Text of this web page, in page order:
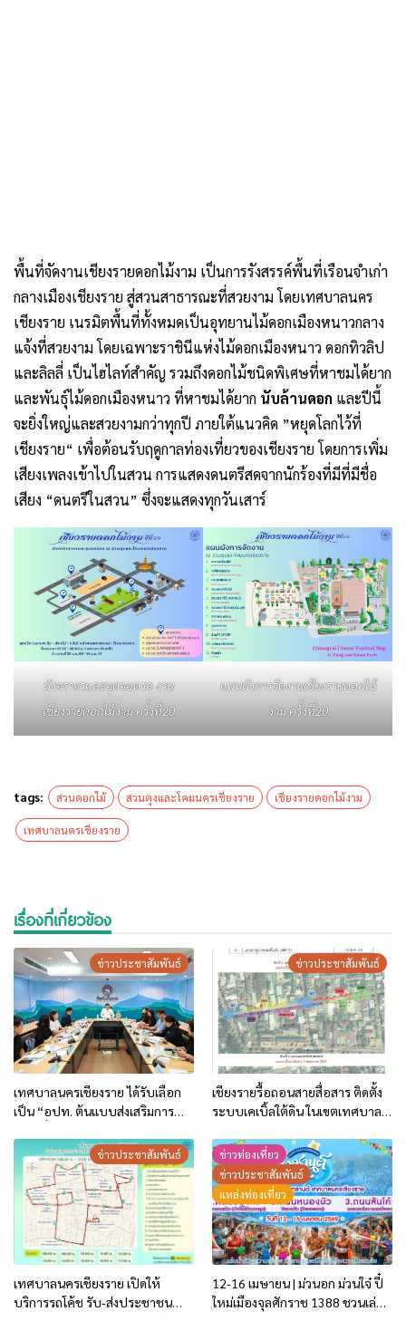
พื้นที่จัดงานเชียงรายดอกไม้งาม เป็นการรังสรรค์พื้นที่เรือนจำเก่า
กลางเมืองเชียงราย สู่สวนสาธารณะที่สวยงาม โดยเทศบาลนคร
เชียงราย เนรมิตพื้นที่ทั้งหมดเป็นอุทยานไม้ดอกเมืองหนาวกลาง
แจ้งที่สวยงาม โดยเฉพาะราชินีแห่งไม้ดอกเมืองหนาว ดอกทิวลิป
และลิลลี่ เป็นไฮไลท์สำคัญ รวมถึงดอกไม้ชนิดพิเศษที่หาชมได้ยาก
และพันธุ์ไม้ดอกเมืองหนาว ที่หาชมได้ยาก นับล้านดอก และปีนี้
จะยิ่งใหญ่และสวยงามกว่าทุกปี ภายใต้แนวคิด ”หยุดโลกไว้ที่
เชียงราย“ เพื่อต้อนรับฤดูกาลท่องเที่ยวของเชียงราย โดยการเพิ่ม
เสียงเพลงเข้าไปในสวน การแสดงดนตรีสดจากนักร้องที่มีที่มีชื่อ
เสียง “ดนตรีในสวน” ซึ่งจะแสดงทุกวันเสาร์
ผังจราจรและจุดจอดรถ งาน
เชียงรายดอกไม้งาม ครั้งที่20
แผนผังการจัดงานเชียงรายดอกไม้
งาม ครั้งที่20
tags: สวนดอกไม้ สวนตุงและโคมนครเชียงราย เชียงรายดอกไม้งาม
เทศบาลนครเชียงราย
เรื่องที่เกี่ยวข้อง
ข่าวประชาสัมพันธ์
เทศบาลนครเชียงราย ได้รับเลือก
เป็น “อปท. ต้นแบบส่งเสริมการ
ประจำปี 2569!
ข่าวประชาสัมพันธ์
เชียงรายรื้อถอนสายสื่อสาร ติดตั้ง
ระบบเคเบิ้ลใต้ดิน ในเขตเทศบาล
ถนนธนาลัย
ข่าวประชาสัมพันธ์
เทศบาลนครเชียงราย เปิดให้
บริการรถโค้ช รับ-ส่งประชาชน
ข่าวท่องเที่ยว
ข่าวประชาสัมพันธ์
แหล่งท่องเที่ยว
12-16 เมษายน | ม่วนอก ม่วนใจ๋ ปี๋
ใหม่เมืองจุลศักราช 1388 ชวนเล่น